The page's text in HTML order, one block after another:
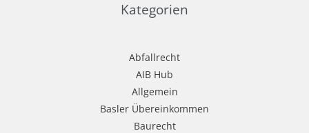
Kategorien
Abfallrecht
AIB Hub
Allgemein
Basler Übereinkommen
Baurecht